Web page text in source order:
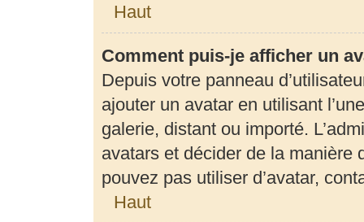
Haut
Comment puis-je afficher un
Depuis votre panneau
ajouter un avatar en utilisant
galerie, distant ou importé.
avatars et décider de la manière
pouvez pas utiliser d’avatar,
Haut